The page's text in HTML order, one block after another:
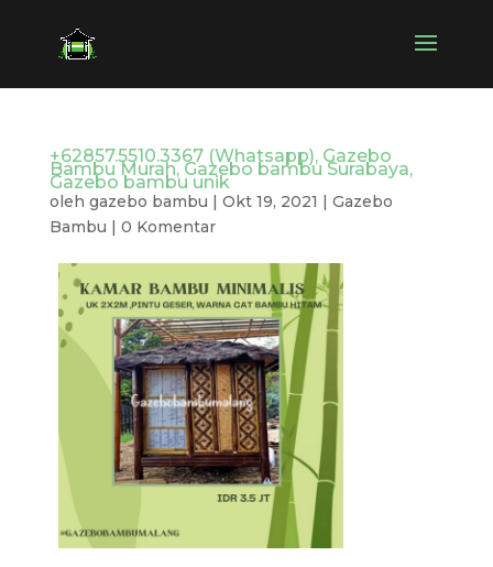
+62857.5510.3367 (Whatsapp), Gazebo
Bambu Murah, Gazebo bambu Surabaya,
Gazebo bambu unik
oleh gazebo bambu | Okt 19, 2021 | Gazebo
Bambu | 0 Komentar